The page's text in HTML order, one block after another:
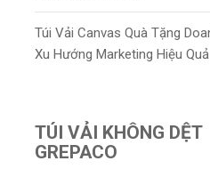
Túi Vải Canvas Quà Tặng
Xu Hướng Marketing Hiệu Quả
TÚI VẢI KHÔNG DỆT
GREPACO